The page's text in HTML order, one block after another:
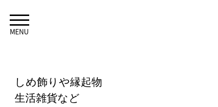
MENU
しめ飾りや縁起物
生活雑貨など